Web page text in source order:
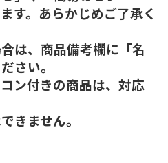
す。あらかじめご了承く
は、商品備考欄に「名
さい。
ン付きの商品は、対応
きません。